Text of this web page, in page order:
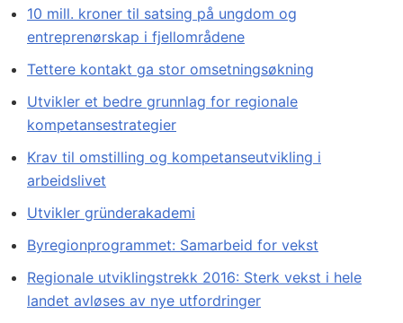
10 mill. kroner til satsing på ungdom og
entreprenørskap i fjellområdene
Tettere kontakt ga stor omsetningsøkning
Utvikler et bedre grunnlag for regionale
kompetansestrategier
Krav til omstilling og kompetanseutvikling i
arbeidslivet
Utvikler gründerakademi
Byregionprogrammet: Samarbeid for vekst
Regionale utviklingstrekk 2016: Sterk vekst i hele
landet avløses av nye utfordringer